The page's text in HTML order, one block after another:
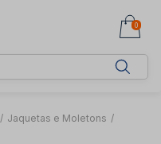
0
/ Jaquetas e Moletons /